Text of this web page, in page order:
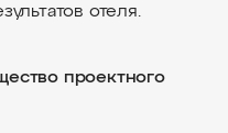
отеля.
проектного